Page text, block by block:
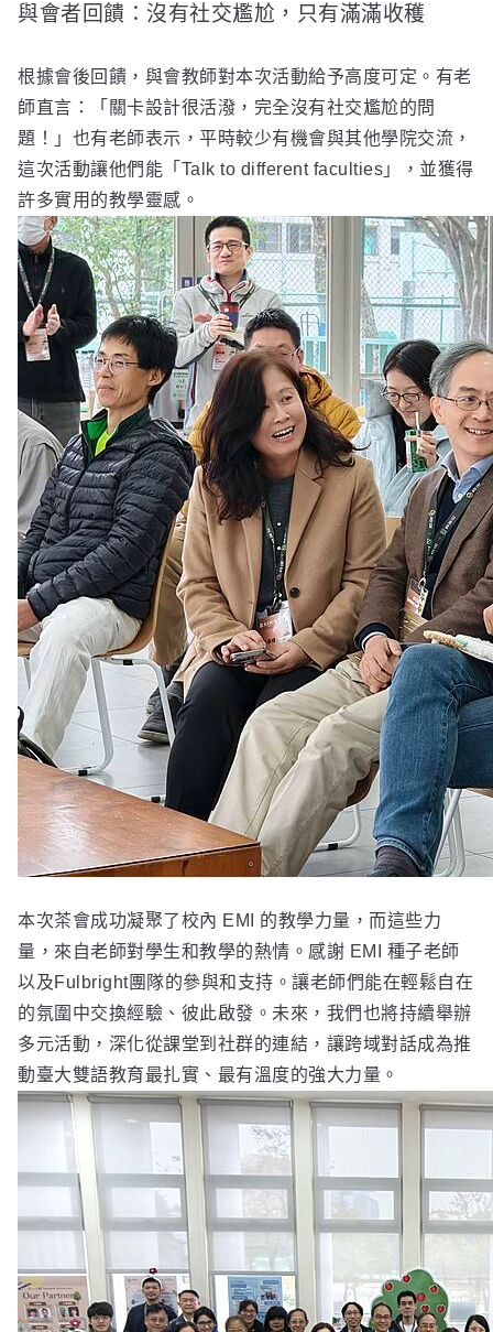
與會者回饋：沒有社交尷尬，只有滿滿收穫
根據會後回饋，與會教師對本次活動給予高度可定。有老
師直言：「關卡設計很活潑，完全沒有社交尷尬的問
題！」也有老師表示，平時較少有機會與其他學院交流，
這次活動讓他們能「Talk to different faculties」，並獲得
許多實用的教學靈感。
本次茶會成功凝聚了校內 EMI 的教學力量，而這些力
量，來自老師對學生和教學的熱情。感謝 EMI 種子老師
以及Fulbright團隊的參與和支持。讓老師們能在輕鬆自在
的氛圍中交換經驗、彼此啟發。未來，我們也將持續舉辦
多元活動，深化從課堂到社群的連結，讓跨域對話成為推
動臺大雙語教育最扎實、最有溫度的強大力量。